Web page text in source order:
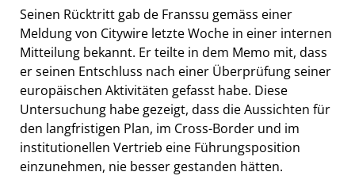
Seinen Rücktritt gab de Franssu gemäss einer
Meldung von Citywire letzte Woche in einer internen
Mitteilung bekannt. Er teilte in dem Memo mit, dass
er seinen Entschluss nach einer Überprüfung seiner
europäischen Aktivitäten gefasst habe. Diese
Untersuchung habe gezeigt, dass die Aussichten für
den langfristigen Plan, im Cross-Border und im
institutionellen Vertrieb eine Führungsposition
einzunehmen, nie besser gestanden hätten.